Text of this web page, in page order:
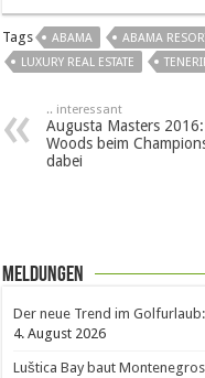
Tags ABAMA ABAMA
LUXURY REAL ESTATE
.. interessant
Augusta Masters
Woods beim
dabei
Meldungen
Der neue Trend im
4. August 2026
Luštica Bay baut